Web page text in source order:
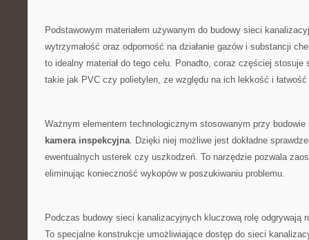
Podstawowym materiałem używanym do⁣ budowy sieci
wytrzymałość oraz odporność na działanie gazów i substancji
to idealny materiał ⁤do‌ tego celu. Ponadto, ​coraz częściej stosuje
takie​ jak PVC ‍czy polietylen, ze ‌względu​ na ​ich lekkość i
Ważnym‌ elementem technologicznym ⁢stosowanym przy
kamera‍ inspekcyjna. ⁣Dzięki niej⁢ możliwe jest dokładne
ewentualnych⁢ usterek czy uszkodzeń. To⁢ narzędzie pozwala
⁢eliminując konieczność wykopów w poszukiwaniu problemu.
Podczas ‍budowy sieci kanalizacyjnych ​kluczową rolę​ odgrywają
To specjalne konstrukcje umożliwiające dostęp do ⁣sieci